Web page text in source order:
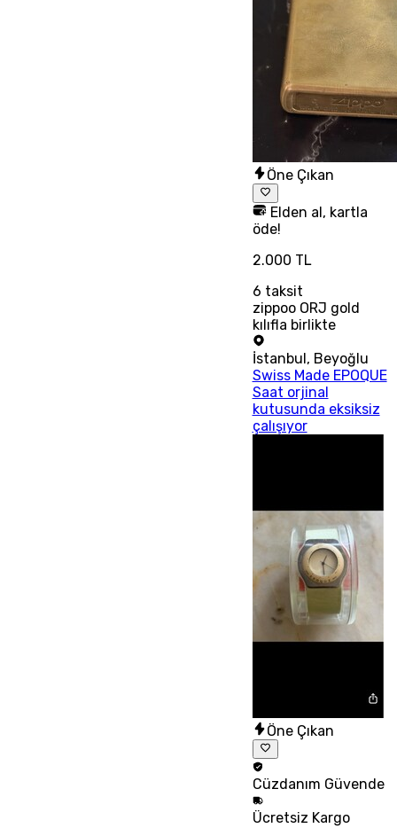
Öne Çıkan
Elden al, kartla
öde!
2.000 TL
6 taksit
zippoo ORJ gold
kılıfla birlikte
İstanbul, Beyoğlu
Swiss Made EPOQUE
Saat orjinal
kutusunda eksiksiz
çalışıyor
Öne Çıkan
Cüzdanım Güvende
Ücretsiz Kargo